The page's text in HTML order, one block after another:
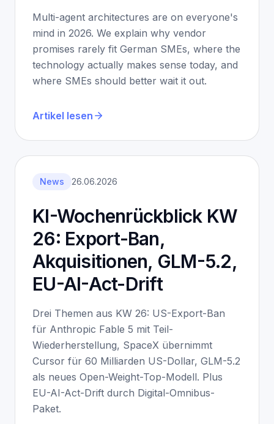
Multi-agent architectures are on everyone's
mind in 2026. We explain why vendor
promises rarely fit German SMEs, where the
technology actually makes sense today, and
where SMEs should better wait it out.
Artikel lesen
News 26.06.2026
KI-Wochenrückblick KW
26: Export-Ban,
Akquisitionen, GLM-5.2,
EU-AI-Act-Drift
Drei Themen aus KW 26: US-Export-Ban
für Anthropic Fable 5 mit Teil-
Wiederherstellung, SpaceX übernimmt
Cursor für 60 Milliarden US-Dollar, GLM-5.2
als neues Open-Weight-Top-Modell. Plus
EU-AI-Act-Drift durch Digital-Omnibus-
Paket.